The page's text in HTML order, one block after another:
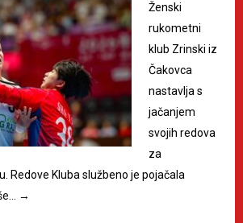
Ženski
rukometni
klub Zrinski iz
Čakovca
nastavlja s
jačanjem
svojih redova
za
Redove Kluba službeno je pojačala
→